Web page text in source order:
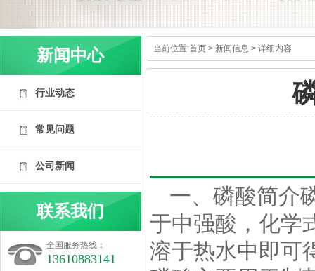
当前位置:首页 > 新闻信息 > 详细内容
一、 磷酸简介
于中强酸，化学
溶于热水中即可
新闻中心
行业动态
常见问题
公司新闻
联系我们
全国服务热线：
13610883141